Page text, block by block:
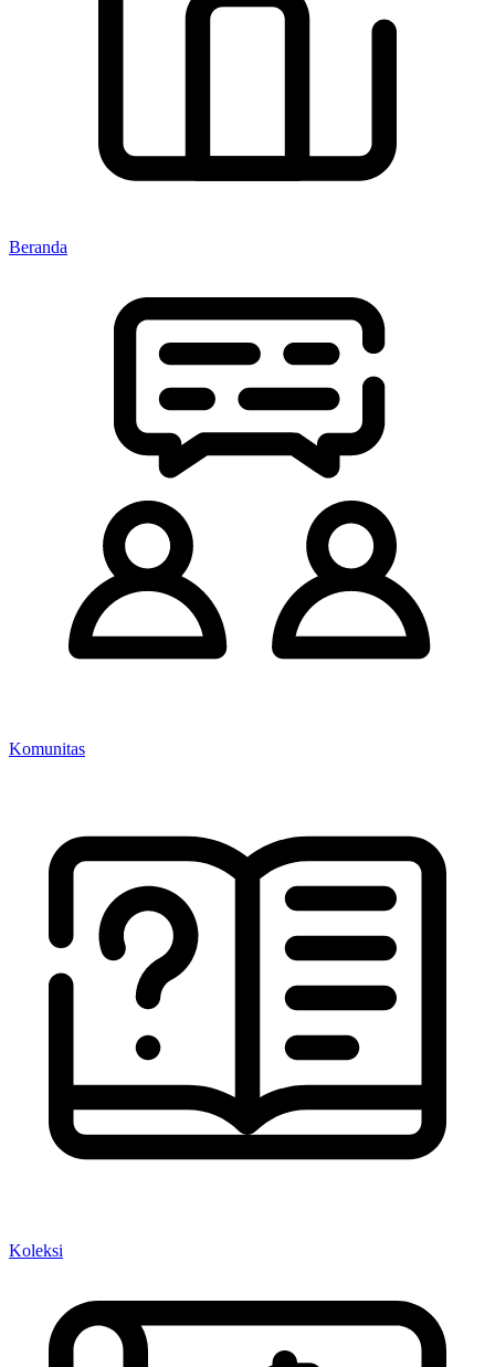
Beranda
Komunitas
Koleksi